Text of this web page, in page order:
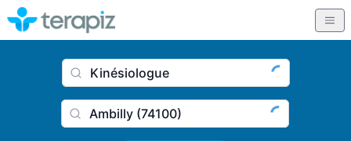
Nom du praticien, profession
Ville